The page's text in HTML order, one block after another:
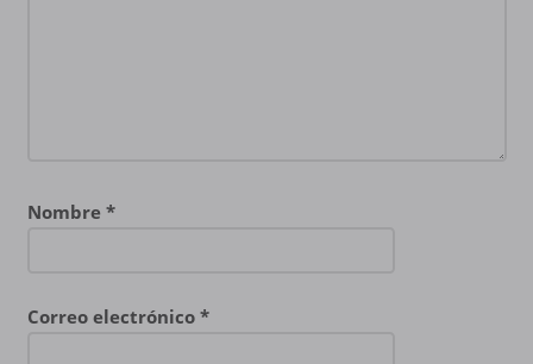
Nombre *
Correo electrónico *